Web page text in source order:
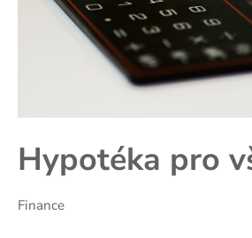
Hypotéka pro
Finance